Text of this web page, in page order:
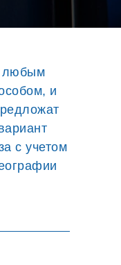
любым
и
с учетом